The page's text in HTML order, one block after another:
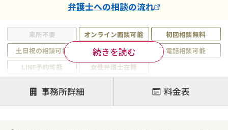
来所不要 オンライン面談可能
初回相談無料
土日祝の相談可能
19時以降電話可能
電話相談可能
LINE予約可能
女性弁護士在籍
注力案件
離婚前相談
離婚調停
離婚裁判
続きを読む
弁護士への相談の流れ
事務所詳細 料金表